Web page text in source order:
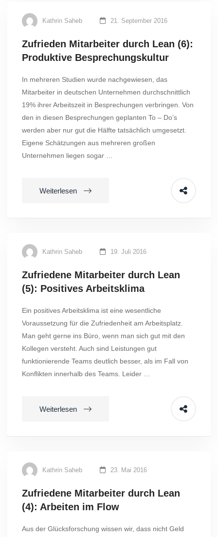
Kathrin Saheb 21. September 2016
Zufrieden Mitarbeiter durch Lean (6):
Produktive Besprechungskultur
In mehreren Studien wurde nachgewiesen, das
Mitarbeiter in deutschen Unternehmen durchschnittlich
19% ihrer Arbeitszeit in Besprechungen verbringen. Von
den in diesen Besprechungen geplanten To – Do’s
werden aber nur gut die Hälfte tatsächlich umgesetzt.
Eigene Schätzungen aus mehreren großen
Unternehmen liegen sogar …
Weiterlesen
Kathrin Saheb 19. Juli 2016
Zufriedene Mitarbeiter durch Lean
(5): Positives Arbeitsklima
Ein positives Arbeitsklima ist eine wesentliche
Voraussetzung für die Zufriedenheit am Arbeitsplatz.
Man geht gerne ins Büro, wenn man sich gut mit den
Kollegen versteht. Auch sind Leistungen gut
funktionierende Teams deutlich besser, als im Fall von
Konflikten innerhalb des Teams. Leider …
Weiterlesen
Kathrin Saheb 23. Mai 2016
Zufriedene Mitarbeiter durch Lean
(4): Arbeiten im Flow
Aus der Glücksforschung wissen wir, dass nicht Geld